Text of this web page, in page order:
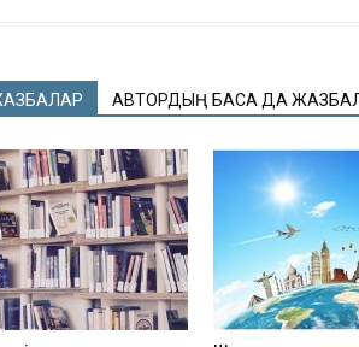
АВТОРДЫҢ БАСҚА ДА